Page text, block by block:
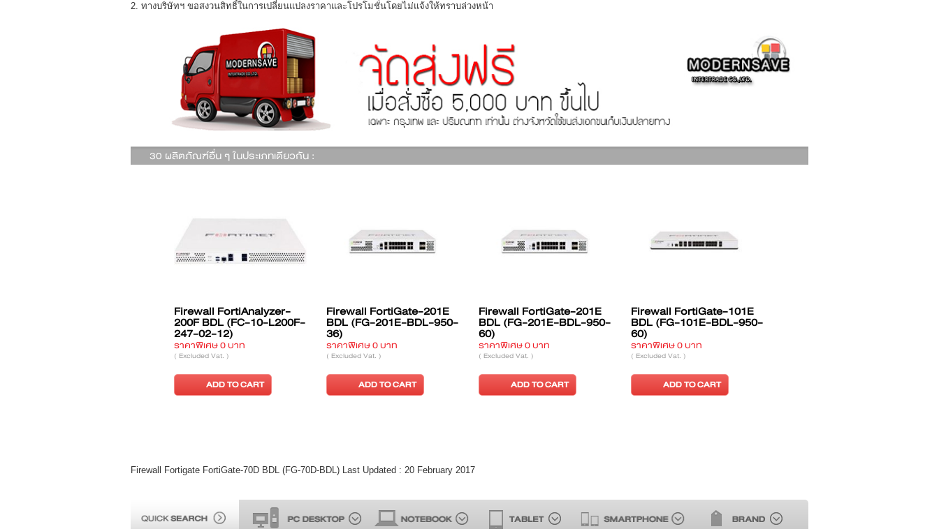
2. ทางบริษัทฯ ขอสงวนสิทธิ์ในการเปลี่ยนแปลงราคาและโปรโมชั่นโดยไม่แจ้งให้ทราบล่วงหน้า
30 ผลิตภัณฑ์อื่น ๆ ในประเภทเดียวกัน :
Firewall FortiGate-201E
BDL (FG-201E-BDL-950-
Firewall FortiGate-101E
BDL (FG-101E-BDL-950-
60)
ราคาพิเศษ 0 บาท
( Excluded Vat. )
ADD TO CART
Firewall FortiAP-21D BDL
(FC-10-P0021-311-02-
ราคาพิเศษ 0 บาท
( Excluded Vat. )
ADD TO CART
Firewall FortiGate-200E
BDL (FG-200E-BDL-950-
ราคาพิเศษ 0 บาท
( Excluded Vat. )
ADD TO CART
Firewall FortiGate-200E
BDL (FG-200E-BDL-950-
ราคาพิเศษ 0 บาท
( Excluded Vat. )
ADD TO CART
Firewall Fortigate FortiGate-70D BDL (FG-70D-BDL) Last Updated : 20 February 2017